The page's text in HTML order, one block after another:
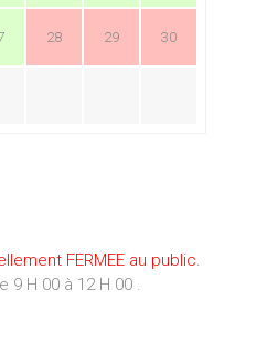
28 29 30
FERMEE au public.
9 H 00 à 12 H 00 .